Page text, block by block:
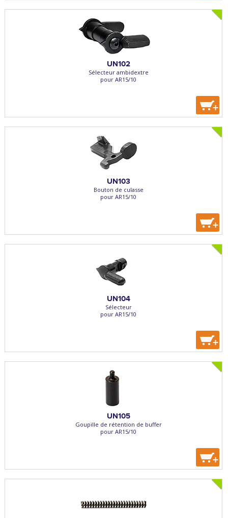
UN102
Sélecteur ambidextre
pour AR15/10
+
UN103
Bouton de culasse
pour AR15/10
+
UN104
Sélecteur
pour AR15/10
+
UN105
Goupille de rétention de buffer
pour AR15/10
+